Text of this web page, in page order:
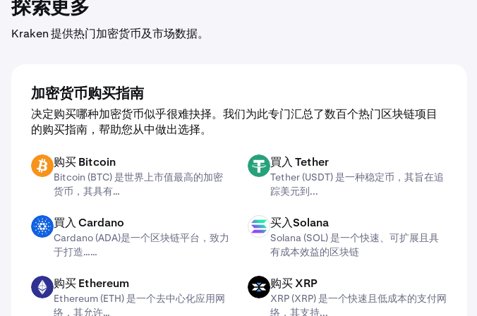
探索更多
Kraken 提供热门加密货币及市场数据。
加密货币购买指南
决定购买哪种加密货币似乎很难抉择。我们为此专门汇总了数百个热门区块链项目
的购买指南，帮助您从中做出选择。
BTC 购买 Bitcoin
Bitcoin (BTC) 是世界上市值最高的加密
货币，其具有…
USDT 買入 Tether
Tether (USDT) 是一种稳定币，其旨在追
踪美元到...
ADA 買入 Cardano
Cardano (ADA)​是一个区块链平台，致力
于打造……
SOL 买入Solana
Solana (SOL) 是一个快速、可扩展且具
有成本效益的区块链
ETH 购买 Ethereum
Ethereum (ETH) 是一个去中心化应用网
络，其允许…
X 购买 XRP
XRP (XRP) 是一个快速且低成本的支付网
络，其支持...